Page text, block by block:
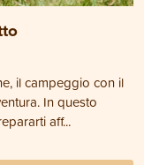
il campeggio con il
In questo
aff...